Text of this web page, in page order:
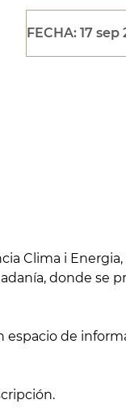
FECHA: 17 sep
Clima i
donde se
espacio de